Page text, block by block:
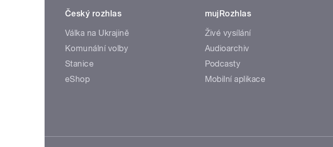
Český rozhlas
Válka na Ukrajině
Komunální volby
Stanice
eShop
mujRozhlas
Živé vysílání
Audioarchiv
Podcasty
Mobilní aplikace